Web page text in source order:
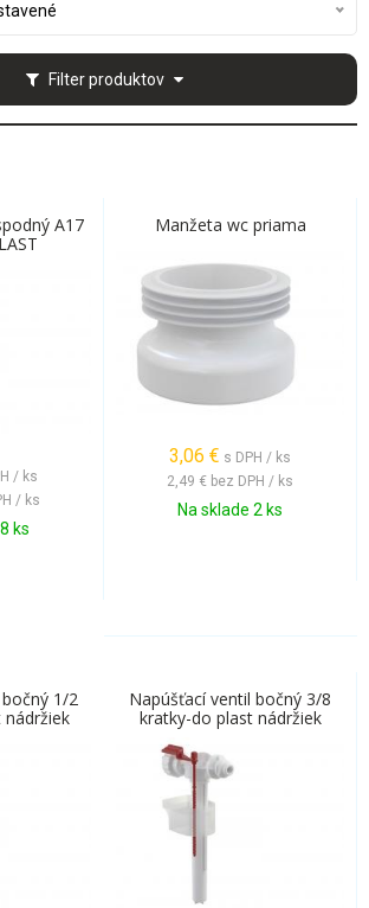
Filter produktov
A17
/ ks
/ ks
ks
Manžeta wc priama
3,06 € s DPH / ks
2,49 € bez DPH / ks
Na sklade 2 ks
1/2
Napúšťací ventil bočný 3/8
kratky-do plast nádržiek